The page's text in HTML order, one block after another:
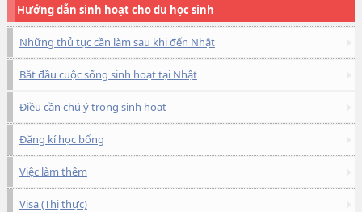
Hướng dẫn sinh hoạt cho du học sinh
Những thủ tục cần làm sau khi đến Nhật
Bắt đầu cuộc sống sinh hoạt tại Nhật
Điều cần chú ý trong sinh hoạt
Đăng kí học bổng
Việc làm thêm
Visa (Thị thực)